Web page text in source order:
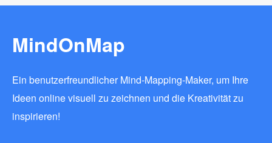
MindOnMap
Ein benutzerfreundlicher Mind-Mapping-Maker, um Ihre
Ideen online visuell zu zeichnen und die Kreativität zu
inspirieren!